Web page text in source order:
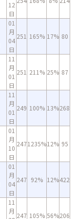
12
日
01
月
04
日
251 165% 17% 80
11
月
01
日
251 211% 25% 87
11
月
01
日
249 100% 13%268
01
月
10
日
2471235%12% 95
01
月
04
日
247 92% 12%422
11
月
247 105% 56%206